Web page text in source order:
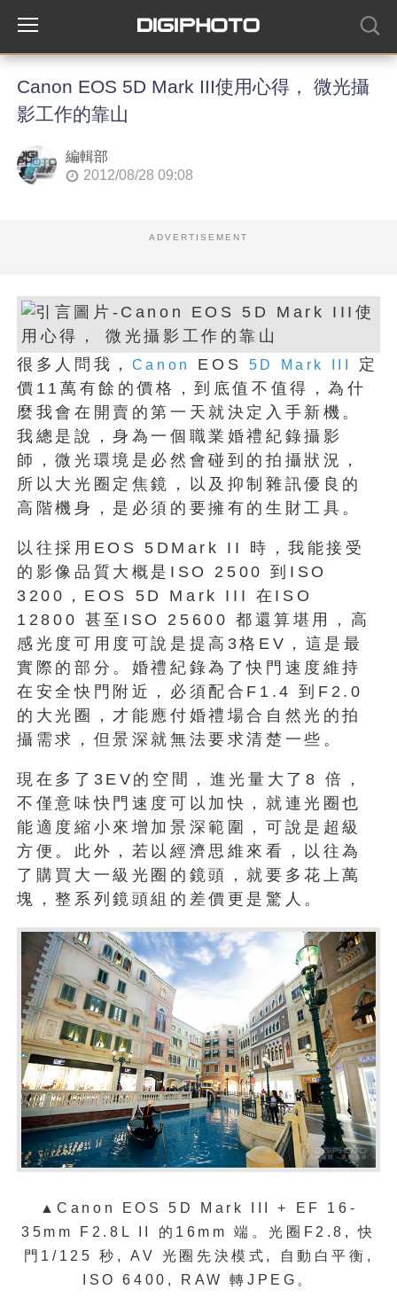
Canon EOS 5D Mark III使用心得， 微光攝
影工作的靠山
編輯部
2012/08/28 09:08
ADVERTISEMENT
很多人問我， Canon EOS 5D Mark III
定
價11萬有餘的價格，到底值不值得，為什
麼我會在開賣的第一天就決定入手新機。
我總是說，身為一個職業婚禮紀錄攝影
師，微光環境是必然會碰到的拍攝狀況，
所以大光圈定焦鏡，以及抑制雜訊優良的
高階機身，是必須的要擁有的生財工具。
以往採用EOS 5DMark II 時，我能接受
的影像品質大概是ISO 2500 到ISO
3200，EOS 5D Mark III 在ISO
12800 甚至ISO 25600 都還算堪用，高
感光度可用度可說是提高3格EV，這是最
實際的部分。婚禮紀錄為了快門速度維持
在安全快門附近，必須配合F1.4 到F2.0
的大光圈，才能應付婚禮場合自然光的拍
攝需求，但景深就無法要求清楚一些。
現在多了3EV的空間，進光量大了8 倍，
不僅意味快門速度可以加快，就連光圈也
能適度縮小來增加景深範圍，可說是超級
方便。此外，若以經濟思維來看，以往為
了購買大一級光圈的鏡頭，就要多花上萬
塊，整系列鏡頭組的差價更是驚人。
▲Canon EOS 5D Mark III + EF 16-
35mm F2.8L II 的 16mm端。光圈 F2.8,快
門 1/125秒 , AV 光圈先決模式 , 自動白平衡 ,
ISO 6400, RAW轉 JPEG 。